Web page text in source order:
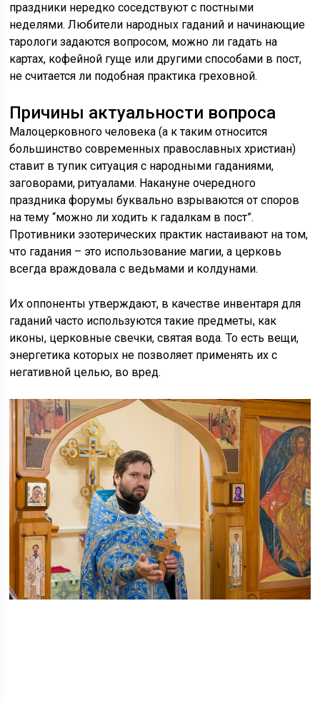
праздники нередко соседствуют с постными
неделями. Любители народных гаданий и начинающие
тарологи задаются вопросом, можно ли гадать на
картах, кофейной гуще или другими способами в пост,
не считается ли подобная практика греховной.
Причины актуальности вопроса
Малоцерковного человека (а к таким относится
большинство современных православных христиан)
ставит в тупик ситуация с народными гаданиями,
заговорами, ритуалами. Накануне очередного
праздника форумы буквально взрываются от споров
на тему “можно ли ходить к гадалкам в пост”.
Противники эзотерических практик настаивают на том,
что гадания – это использование магии, а церковь
всегда враждовала с ведьмами и колдунами.
Их оппоненты утверждают, в качестве инвентаря для
гаданий часто используются такие предметы, как
иконы, церковные свечки, святая вода. То есть вещи,
энергетика которых не позволяет применять их с
негативной целью, во вред.